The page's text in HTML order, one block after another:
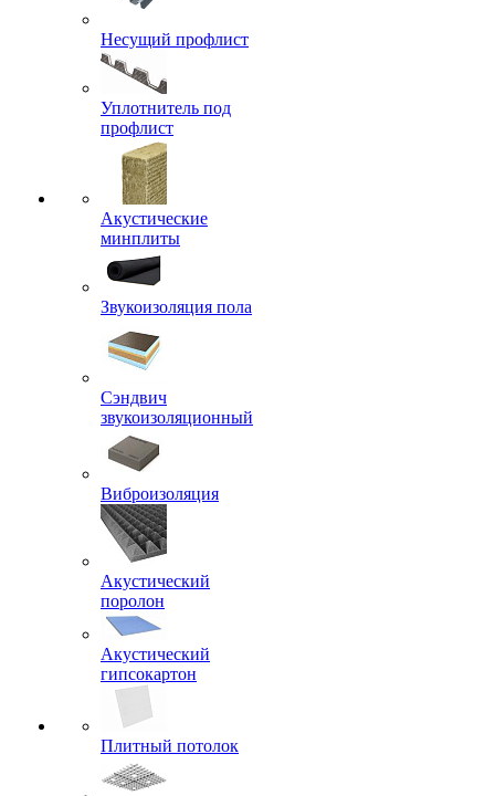
Несущий профлист
Уплотнитель под
профлист
Акустические
минплиты
Звукоизоляция пола
Сэндвич
звукоизоляционный
Виброизоляция
Акустический
поролон
Акустический
гипсокартон
Плитный потолок